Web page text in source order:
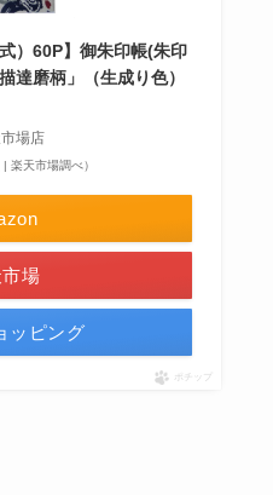
）60P】御朱印帳(朱印
磨柄」（生成り色）
場店
楽天市場調べ）
場
ッピング
ポチップ